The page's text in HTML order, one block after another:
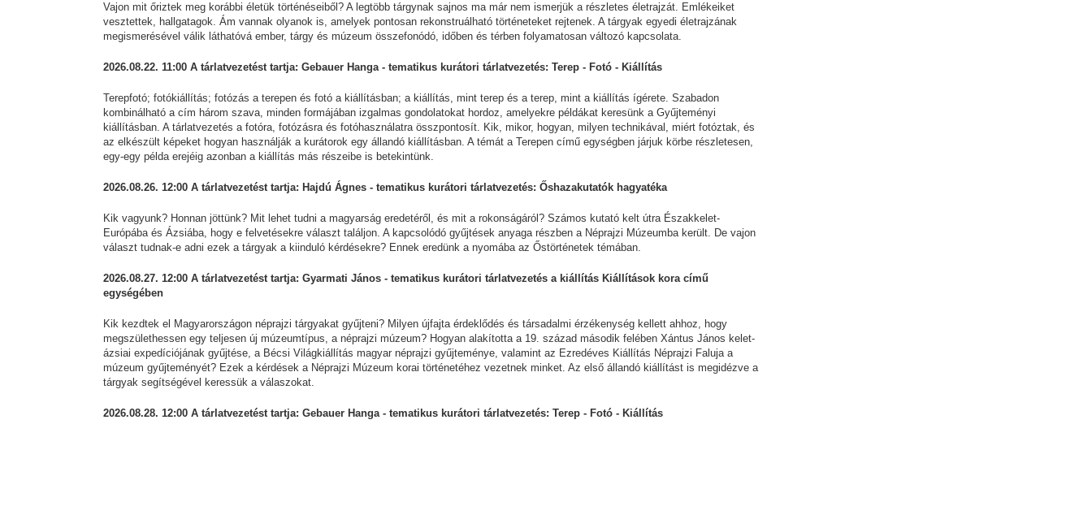
Vajon mit őriztek meg korábbi életük történéseiből? A legtöbb tárgynak sajnos ma már nem ismerjük a részletes életrajzát. Emlékeiket
vesztettek, hallgatagok. Ám vannak olyanok is, amelyek pontosan rekonstruálható történeteket rejtenek. A tárgyak egyedi életrajzának
megismerésével válik láthatóvá ember, tárgy és múzeum összefonódó, időben és térben folyamatosan változó kapcsolata.
2026.08.22. 11:00 A tárlatvezetést tartja: Gebauer Hanga - tematikus kurátori tárlatvezetés: Terep - Fotó - Kiállítás
Terepfotó; fotókiállítás; fotózás a terepen és fotó a kiállításban; a kiállítás, mint terep és a terep, mint a kiállítás ígérete. Szabadon
kombinálható a cím három szava, minden formájában izgalmas gondolatokat hordoz, amelyekre példákat keresünk a Gyűjteményi
kiállításban. A tárlatvezetés a fotóra, fotózásra és fotóhasználatra összpontosít. Kik, mikor, hogyan, milyen technikával, miért fotóztak, és
az elkészült képeket hogyan használják a kurátorok egy állandó kiállításban. A témát a Terepen című egységben járjuk körbe részletesen,
egy-egy példa erejéig azonban a kiállítás más részeibe is betekintünk.
2026.08.26. 12:00 A tárlatvezetést tartja: Hajdú Ágnes - tematikus kurátori tárlatvezetés: Őshazakutatók hagyatéka
Kik vagyunk? Honnan jöttünk? Mit lehet tudni a magyarság eredetéről, és mit a rokonságáról? Számos kutató kelt útra Északkelet-
Európába és Ázsiába, hogy e felvetésekre választ találjon. A kapcsolódó gyűjtések anyaga részben a Néprajzi Múzeumba került. De vajon
választ tudnak-e adni ezek a tárgyak a kiinduló kérdésekre? Ennek eredünk a nyomába az Őstörténetek témában.
2026.08.27. 12:00 A tárlatvezetést tartja: Gyarmati János - tematikus kurátori tárlatvezetés a kiállítás Kiállítások kora című
egységében
Kik kezdtek el Magyarországon néprajzi tárgyakat gyűjteni? Milyen újfajta érdeklődés és társadalmi érzékenység kellett ahhoz, hogy
megszülethessen egy teljesen új múzeumtípus, a néprajzi múzeum? Hogyan alakította a 19. század második felében Xántus János kelet-
ázsiai expedíciójának gyűjtése, a Bécsi Világkiállítás magyar néprajzi gyűjteménye, valamint az Ezredéves Kiállítás Néprajzi Faluja a
múzeum gyűjteményét? Ezek a kérdések a Néprajzi Múzeum korai történetéhez vezetnek minket. Az első állandó kiállítást is megidézve a
tárgyak segítségével keressük a válaszokat.
2026.08.28. 12:00 A tárlatvezetést tartja: Gebauer Hanga - tematikus kurátori tárlatvezetés: Terep - Fotó - Kiállítás